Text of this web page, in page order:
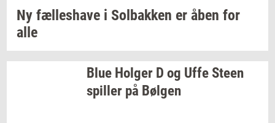
Ny fæl­les­ha­ve i Sol­bak­ken er åben for
alle
Blue Hol­ger D og Uffe Steen
spil­ler på Bøl­gen